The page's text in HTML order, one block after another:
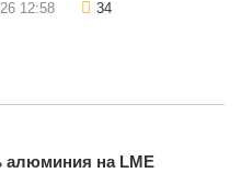
12:58 34
алюминия на LME